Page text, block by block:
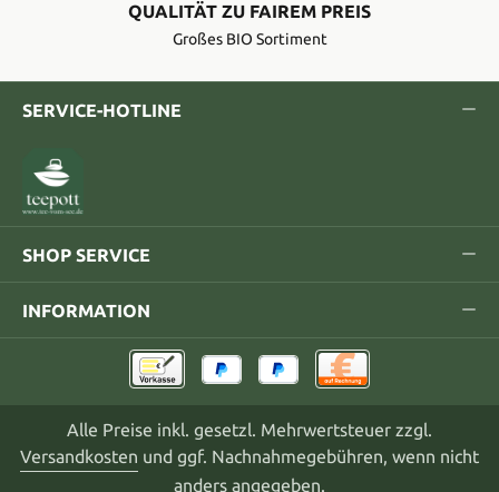
QUALITÄT ZU FAIREM PREIS
Großes BIO Sortiment
SERVICE-HOTLINE
SHOP SERVICE
INFORMATION
Alle Preise inkl. gesetzl. Mehrwertsteuer zzgl.
Versandkosten und ggf. Nachnahmegebühren, wenn nicht
anders angegeben.